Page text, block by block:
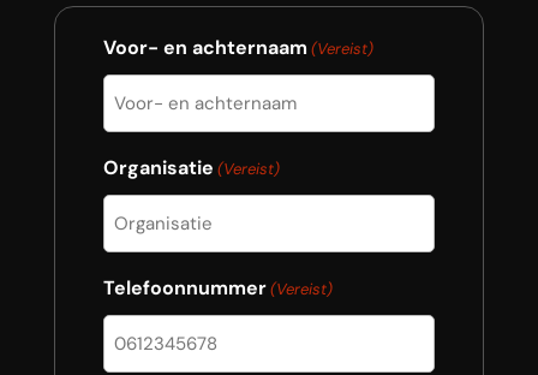
Voor- en achternaam (Vereist)
Organisatie (Vereist)
Telefoonnummer(Vereist)